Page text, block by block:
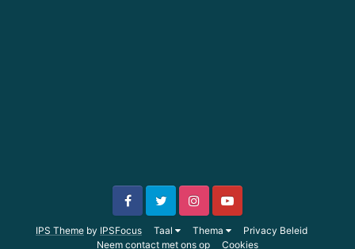
IPS Theme by IPSFocus Taal Thema
Privacy Beleid
Neem contact met ons op
Cookies